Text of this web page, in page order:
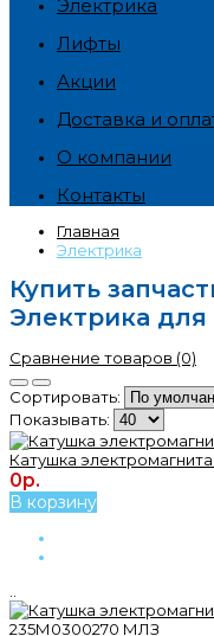
Электрика
Лифты
Акции
Доставка и
О компании
Контакты
Главная
Электрика
Купить
Электрика
Сравнение товаров (0)
Сортировать:
Показывать:
Катушка
0р.
В корзину